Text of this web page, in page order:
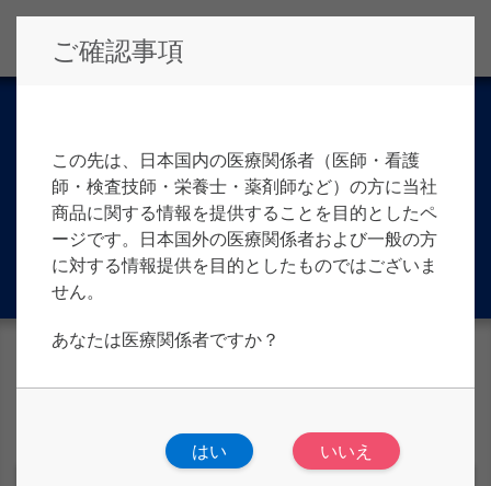
カテゴリ
ご確認事項
この先は、日本国内の医療関係者（医師・看護
師・検査技師・栄養士・薬剤師など）の方に当社
商品に関する情報を提供することを目的としたペ
ージです。日本国外の医療関係者および一般の方
に対する情報提供を目的としたものではございま
せん。
あなたは医療関係者ですか？
はい いいえ